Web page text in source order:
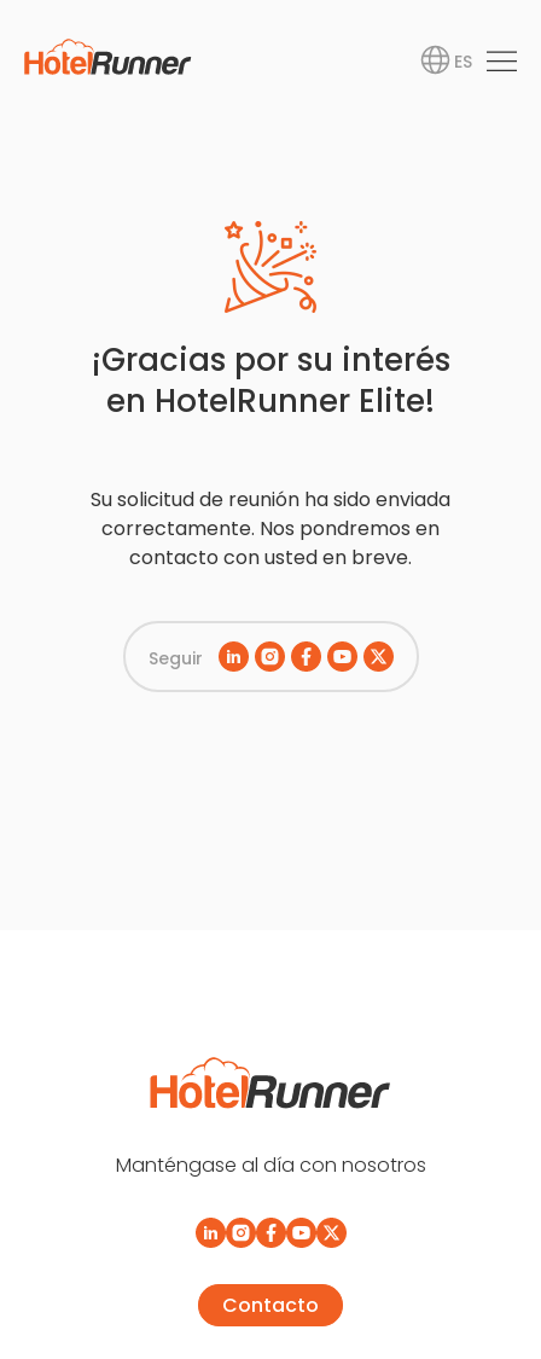
ES
¡Gracias por su interés
en HotelRunner Elite!
Su solicitud de reunión ha sido enviada
correctamente. Nos pondremos en
contacto con usted en breve.
Seguir
Manténgase al día con nosotros
Contacto